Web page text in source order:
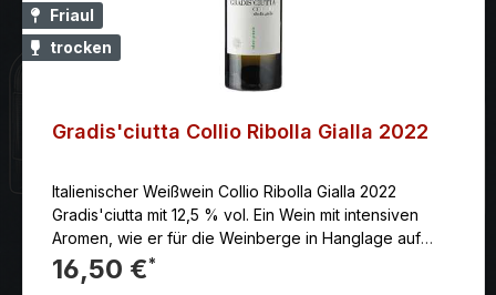
Friaul
trocken
Gradis'ciutta Collio Ribolla Gialla 2022
Italienischer Weißwein Collio Ribolla Gialla 2022
Gradis'ciutta mit 12,5 % vol. Ein Wein mit intensiven
Aromen, wie er für die Weinberge in Hanglage auf
Mergel und Sandstein und mit guter
Sonneneinstrahlung typisch ist
16,50 €*